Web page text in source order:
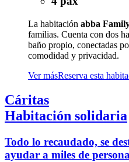
La habitación abba
familias. Cuenta con dos
baño propio, conectadas
comodidad y privacidad.
Ver másReserva esta
Cáritas
Habitación solidaria
Todo lo recaudado, se
ayudar a miles de